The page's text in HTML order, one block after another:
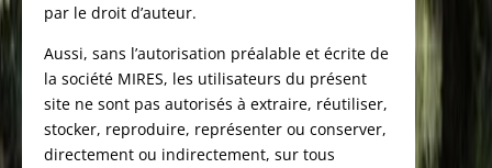
par le droit d’auteur.
Aussi, sans l’autorisation préalable et écrite de
la société MIRES, les utilisateurs du présent
site ne sont pas autorisés à extraire, réutiliser,
stocker, reproduire, représenter ou conserver,
directement ou indirectement, sur tous